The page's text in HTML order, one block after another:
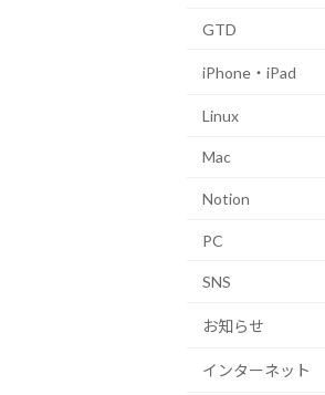
GTD
iPhone・iPad
Linux
Mac
Notion
PC
SNS
お知らせ
インターネット